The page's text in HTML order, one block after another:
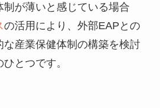
制が薄いと感じている場合
の活用により、外部EAPとの
産業保健体制の構築を検討
とつです。